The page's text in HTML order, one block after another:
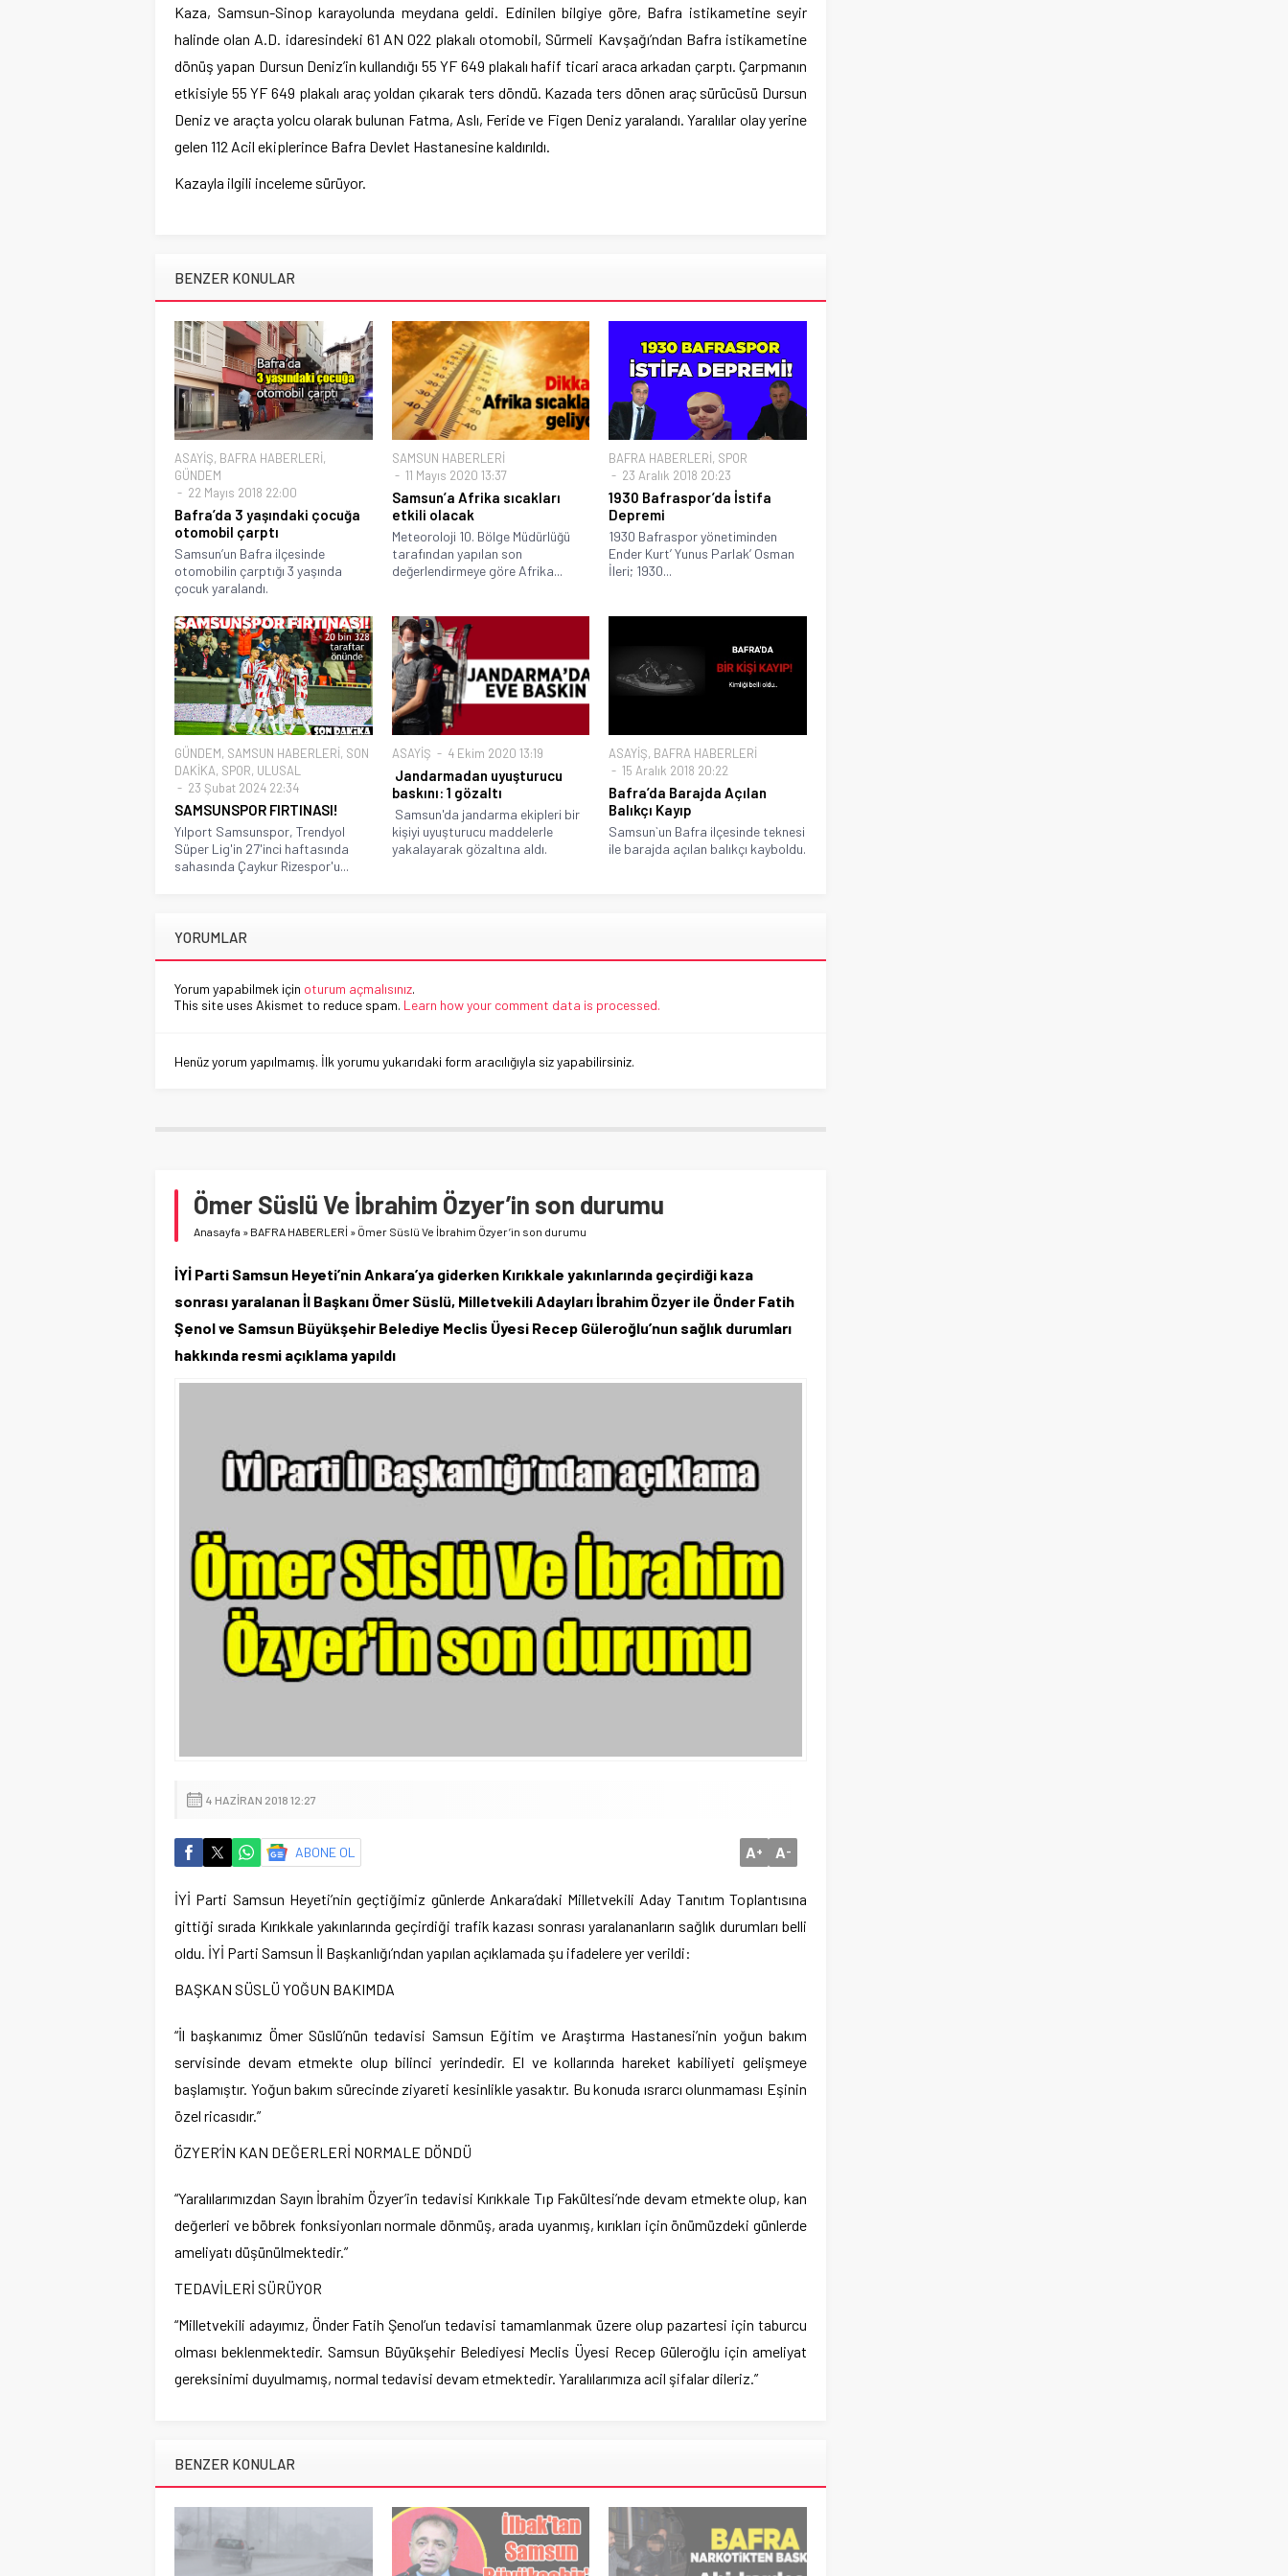
Kaza, Samsun-Sinop karayolunda meydana geldi. Edinilen bilgiye göre, Bafra istikametine seyir
halinde olan A.D. idaresindeki 61 AN 022 plakalı otomobil, Sürmeli Kavşağı’ndan Bafra istikametine
dönüş yapan Dursun Deniz’in kullandığı 55 YF 649 plakalı hafif ticari araca arkadan çarptı. Çarpmanın
etkisiyle 55 YF 649 plakalı araç yoldan çıkarak ters döndü. Kazada ters dönen araç sürücüsü Dursun
Deniz ve araçta yolcu olarak bulunan Fatma, Aslı, Feride ve Figen Deniz yaralandı. Yaralılar olay yerine
gelen 112 Acil ekiplerince Bafra Devlet Hastanesine kaldırıldı.
Kazayla ilgili inceleme sürüyor.
BENZER KONULAR
ASAYİŞ, BAFRA HABERLERİ,
GÜNDEM
22 Mayıs 2018 22:00
Bafra’da 3 yaşındaki çocuğa
otomobil çarptı
Samsun’un Bafra ilçesinde
otomobilin çarptığı 3 yaşında
çocuk yaralandı.
SAMSUN HABERLERİ
11 Mayıs 2020 13:37
Samsun’a Afrika sıcakları
etkili olacak
Meteoroloji 10. Bölge Müdürlüğü
tarafından yapılan son
değerlendirmeye göre Afrika...
BAFRA HABERLERİ, SPOR
23 Aralık 2018 20:23
1930 Bafraspor’da İstifa
Depremi
1930 Bafraspor yönetiminden
Ender Kurt’ Yunus Parlak’ Osman
İleri; 1930...
GÜNDEM, SAMSUN HABERLERİ, SON
DAKİKA, SPOR, ULUSAL
23 Şubat 2024 22:34
SAMSUNSPOR FIRTINASI!
Yılport Samsunspor, Trendyol
Süper Lig'in 27'inci haftasında
sahasında Çaykur Rizespor'u...
ASAYİŞ 4 Ekim 2020 13:19
Jandarmadan uyuşturucu
baskını: 1 gözaltı
Samsun'da jandarma ekipleri bir
kişiyi uyuşturucu maddelerle
yakalayarak gözaltına aldı.
ASAYİŞ, BAFRA HABERLERİ
15 Aralık 2018 20:22
Bafra’da Barajda Açılan
Balıkçı Kayıp
Samsun`un Bafra ilçesinde teknesi
ile barajda açılan balıkçı kayboldu.
YORUMLAR
Yorum yapabilmek için oturum açmalısınız.
This site uses Akismet to reduce spam. Learn how your comment data is processed.
Henüz yorum yapılmamış. İlk yorumu yukarıdaki form aracılığıyla siz yapabilirsiniz.
Ömer Süslü Ve İbrahim Özyer’in son durumu
Anasayfa » BAFRA HABERLERİ » Ömer Süslü Ve İbrahim Özyer’in son durumu
İYİ Parti Samsun Heyeti’nin Ankara’ya giderken Kırıkkale yakınlarında geçirdiği kaza
sonrası yaralanan İl Başkanı Ömer Süslü, Milletvekili Adayları İbrahim Özyer ile Önder Fatih
Şenol ve Samsun Büyükşehir Belediye Meclis Üyesi Recep Güleroğlu’nun sağlık durumları
hakkında resmi açıklama yapıldı
4 HAZIRAN 2018 12:27
ABONE OL A+ A-
İYİ Parti Samsun Heyeti’nin geçtiğimiz günlerde Ankara’daki Milletvekili Aday Tanıtım Toplantısına
gittiği sırada Kırıkkale yakınlarında geçirdiği trafik kazası sonrası yaralananların sağlık durumları belli
oldu. İYİ Parti Samsun İl Başkanlığı’ndan yapılan açıklamada şu ifadelere yer verildi:
BAŞKAN SÜSLÜ YOĞUN BAKIMDA
“İl başkanımız Ömer Süslü’nün tedavisi Samsun Eğitim ve Araştırma Hastanesi’nin yoğun bakım
servisinde devam etmekte olup bilinci yerindedir. El ve kollarında hareket kabiliyeti gelişmeye
başlamıştır. Yoğun bakım sürecinde ziyareti kesinlikle yasaktır. Bu konuda ısrarcı olunmaması Eşinin
özel ricasıdır.”
ÖZYER’İN KAN DEĞERLERİ NORMALE DÖNDÜ
“Yaralılarımızdan Sayın İbrahim Özyer’in tedavisi Kırıkkale Tıp Fakültesi’nde devam etmekte olup, kan
değerleri ve böbrek fonksiyonları normale dönmüş, arada uyanmış, kırıkları için önümüzdeki günlerde
ameliyatı düşünülmektedir.”
TEDAVİLERİ SÜRÜYOR
“Milletvekili adayımız, Önder Fatih Şenol’un tedavisi tamamlanmak üzere olup pazartesi için taburcu
olması beklenmektedir. Samsun Büyükşehir Belediyesi Meclis Üyesi Recep Güleroğlu için ameliyat
gereksinimi duyulmamış, normal tedavisi devam etmektedir. Yaralılarımıza acil şifalar dileriz.”
BENZER KONULAR